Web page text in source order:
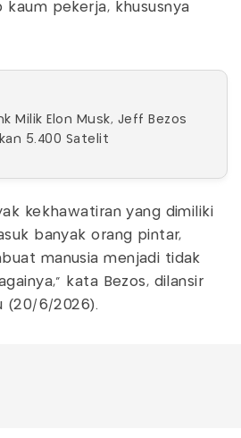
pekerja, khususnya
Milik Elon Musk, Jeff Bezos
5.400 Satelit
kekhawatiran yang dimiliki
banyak orang pintar,
manusia menjadi tidak
kata Bezos, dilansir
(20/6/2026).